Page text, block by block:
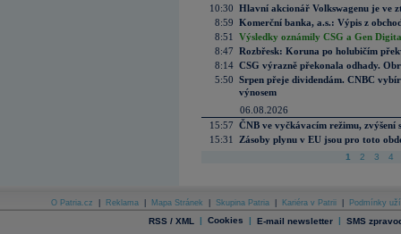
10:30 Hlavní akcionář Volkswagenu je ve
8:59 Komerční banka, a.s.: Výpis z
8:51
Výsledky oznámily CSG a Gen
8:47 Rozbřesk: Koruna po holubičím
8:14 CSG výrazně překonala odhady.
5:50 Srpen přeje dividendám. CNBC
výnosem
06.08.2026
15:57 ČNB ve vyčkávacím režimu, zvýšení
15:31
Zásoby plynu v EU jsou pro toto
1 2 3 4
O Patria.cz Reklama Mapa Stránek Skupina Patria Kariéra v Patrii Podmínky
RSS / XML | Cookies | E-mail newsletter | SMS